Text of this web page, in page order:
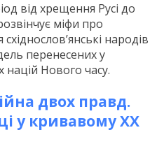
від хрещення Русі до
міфи про
народів
перенесених у
Нового часу.
двох правд.
у кривавому ХХ